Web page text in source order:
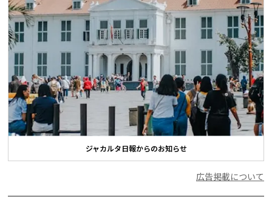
ジャカルタ日報からのお知らせ
広告掲載について